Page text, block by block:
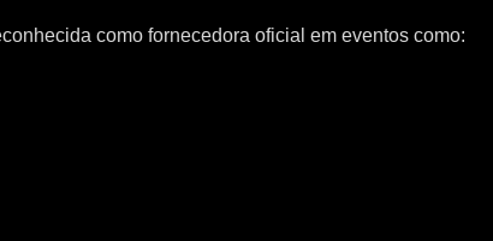
como fornecedora oficial em eventos como: